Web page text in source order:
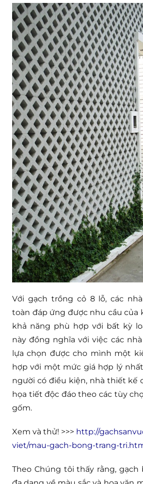
Với gạch trồng cỏ 8 lỗ, các
toàn đáp ứng được nhu cầu của
khả năng phù hợp với bất kỳ
này đồng nghĩa với việc các
lựa chọn được cho mình một
hợp với một mức giá hợp lý
người có điều kiện, nhà thiết kế
họa tiết độc đáo theo các tùy
gốm.
Xem và thử! >>> http://
viet/mau-gach-bong-trang-
Theo Chúng tôi thấy rằng,